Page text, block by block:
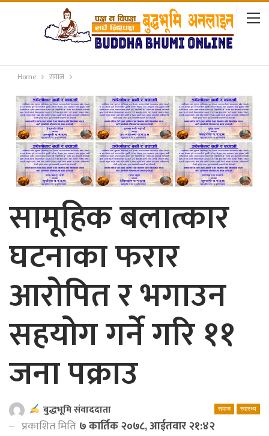
Home समाज
सामूहिक बलात्कार
घटनाका फरार
आरोपित र भगाउन
सहयोग गर्ने गरि ११
जना पक्राउ
समाज स्वास्थ्य
बुद्धभूमि संवाददाता
प्रकाशित मिति ७ कार्तिक २०७८, आईतवार २१:४२